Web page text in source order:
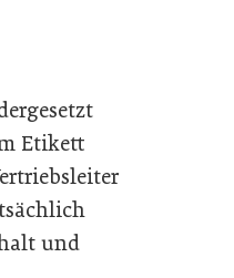
Etikett
und